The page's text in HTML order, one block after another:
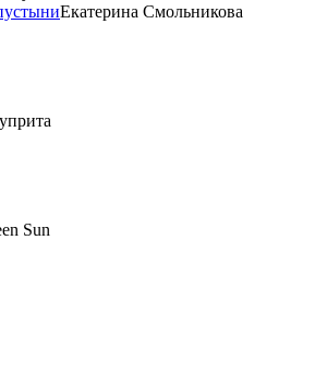
Екатерина Смольникова
Sun